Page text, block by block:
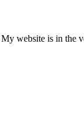
website is in the